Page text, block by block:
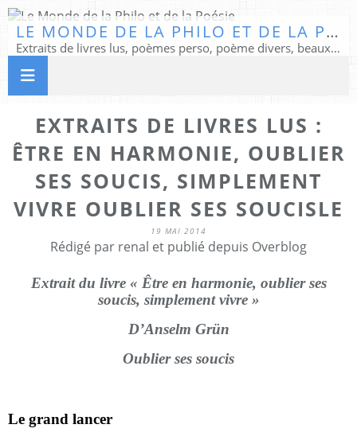
LE MONDE DE LA PHILO ET DE LA POÉSIE
Extraits de livres lus, poèmes perso, poème divers, beaux textes...
EXTRAITS DE LIVRES LUS :
ÊTRE EN HARMONIE, OUBLIER
SES SOUCIS, SIMPLEMENT
VIVRE OUBLIER SES SOUCISLE
19 MAI 2014
Rédigé par renal et publié depuis Overblog
Extrait du livre « Être en harmonie, oublier ses
soucis, simplement vivre »
D’Anselm Grün
Oublier ses soucis
Le grand lancer